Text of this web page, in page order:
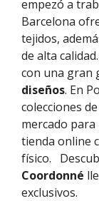
empezó a
Barcelona
tejidos,
de alta calidad.
con una gran
diseños. En
colecciones
mercado
tienda online
físico.
Coordonné
exclusivos.